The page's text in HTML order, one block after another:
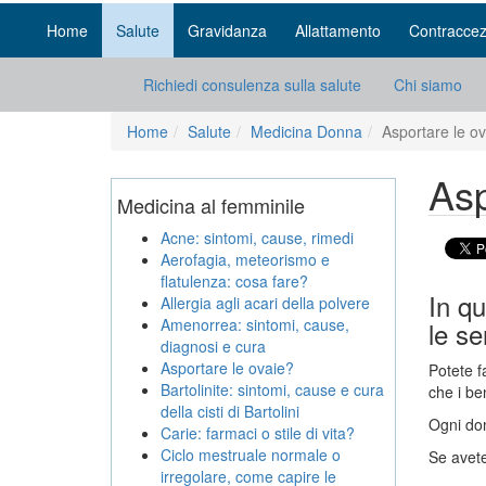
Home Salute Gravidanza Allattamento
Richiedi consulenza sulla salute Chi siamo
Home Salute Medicina Donna Asportare le
In
le
Potete
che i
Ogni
Se
Medicina al femminile
Acne: sintomi, cause, rimedi
Aerofagia, meteorismo e
flatulenza: cosa fare?
Allergia agli acari della polvere
Amenorrea: sintomi, cause,
diagnosi e cura
Asportare le ovaie?
Bartolinite: sintomi, cause e cura
della cisti di Bartolini
Carie: farmaci o stile di vita?
Ciclo mestruale normale o
irregolare, come capire le